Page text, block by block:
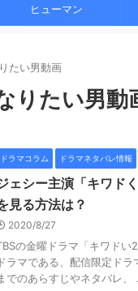
ヒューマン
たい男動画
りたい男動
ドラマコラム ドラマネタバレ情報
ェシー主演「キワド
見る方法は？
2020/8/27
の金曜ドラマ「キワド
ドラマである、配信限定ド
でのあらすじやネタバレ、